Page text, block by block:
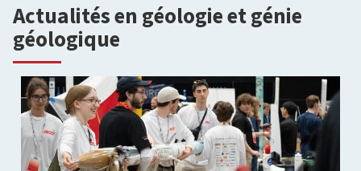
Actualités en géologie et génie
géologique